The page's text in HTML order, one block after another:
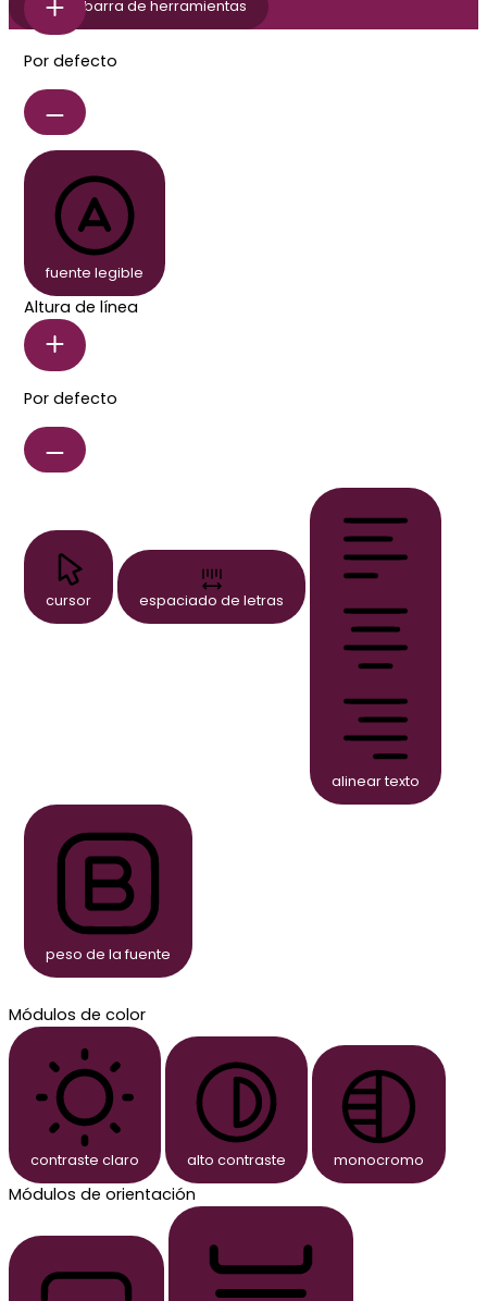
ocultar barra de herramientas
Por defecto
fuente legible
Altura de línea
Por defecto
cursor espaciado de letras
alinear texto
peso de la fuente
Módulos de color
contraste claro alto contraste monocromo
Módulos de orientación